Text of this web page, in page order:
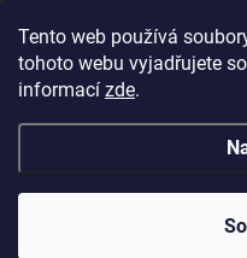
Tento web používá
tohoto webu vyjadřujete
informací zde.